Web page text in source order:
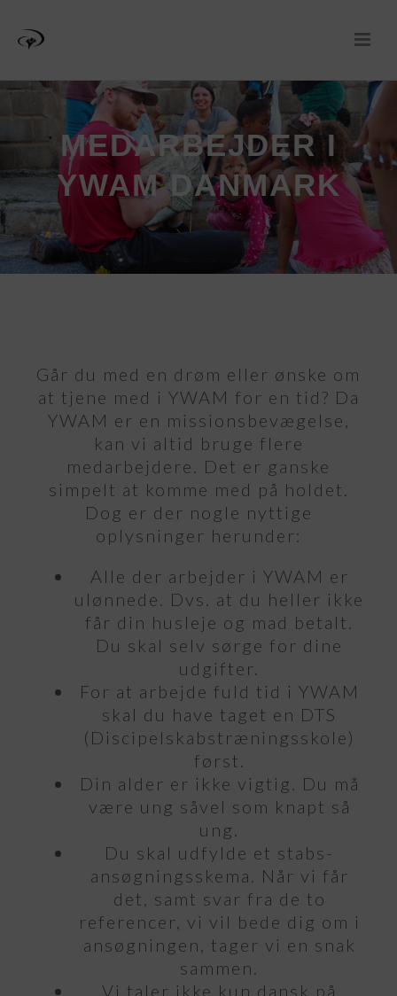
MEDARBEJDER I
YWAM DANMARK
Går du med en drøm eller ønske om
at tjene med i YWAM for en tid? Da
YWAM er en missionsbevægelse,
kan vi altid bruge flere
medarbejdere. Det er ganske
simpelt at komme med på holdet.
Dog er der nogle nyttige
oplysninger herunder:
Alle der arbejder i YWAM er
ulønnede. Dvs. at du heller ikke
får din husleje og mad betalt.
Du skal selv sørge for dine
udgifter.
For at arbejde fuld tid i YWAM
skal du have taget en DTS
(Discipelskabstræningsskole)
først.
Din alder er ikke vigtig. Du må
være ung såvel som knapt så
ung.
Du skal udfylde et stabs-
ansøgningsskema. Når vi får
det, samt svar fra de to
referencer, vi vil bede dig om i
ansøgningen, tager vi en snak
sammen.
Vi taler ikke kun dansk på